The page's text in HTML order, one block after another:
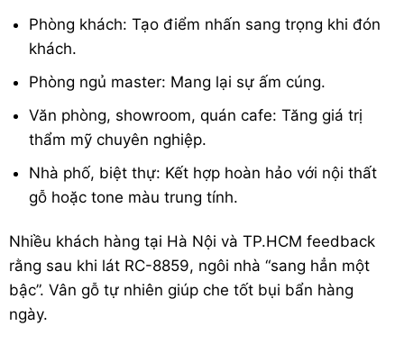
Phòng khách: Tạo điểm nhấn sang trọng khi đón
khách.
Phòng ngủ master: Mang lại sự ấm cúng.
Văn phòng, showroom, quán cafe: Tăng giá trị
thẩm mỹ chuyên nghiệp.
Nhà phố, biệt thự: Kết hợp hoàn hảo với nội thất
gỗ hoặc tone màu trung tính.
Nhiều khách hàng tại Hà Nội và TP.HCM feedback
rằng sau khi lát RC-8859, ngôi nhà “sang hẳn một
bậc”. Vân gỗ tự nhiên giúp che tốt bụi bẩn hàng
ngày.